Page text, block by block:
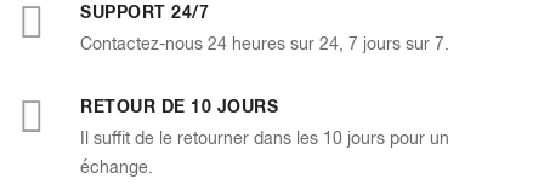
SUPPORT 24/7
Contactez-nous 24 heures sur 24, 7 jours sur 7.
RETOUR DE 10 JOURS
Il suffit de le retourner dans les 10 jours pour un
échange.